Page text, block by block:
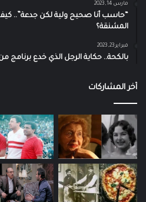
مارس 14, 2023
“حاسب أنا صحيح ولية لكن جدعة”..
المشنقة؟
فبراير 23, 2023
بالكحة.. حكاية الرجل الذي خدع برنامج
آخر المشاركات